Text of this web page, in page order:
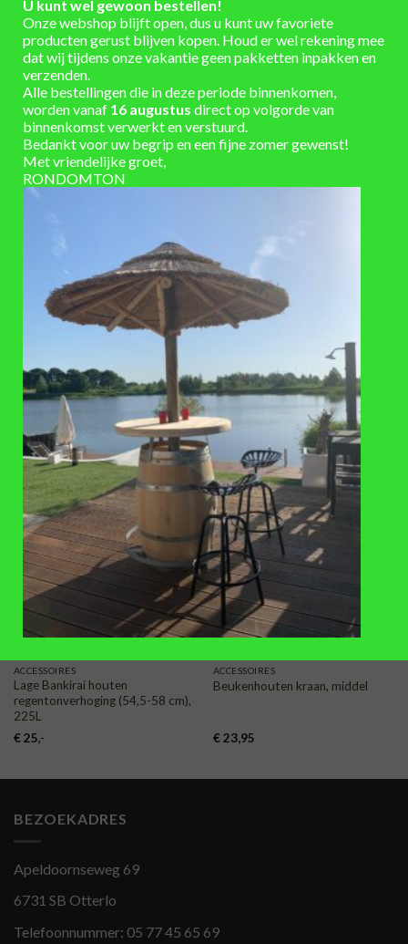
KLEUR houtlook bruin, zwart
LEVERTIJD 3-5 werkdagen
VAAK SAMEN GEKOCHT
VERLANGLIJST
DIVERSEN
Lijnolie gekookt voor regenton of
plantenbak, 1 liter
11,95
ACCESSOIRES
Kunststof regentonvulautomaat
(diameter 70-80 mm)
€14,50
TOEVOEGEN
AAN
VERLANGLIJST
ACCESSOIRES
Lage Bankirai houten
regentonverhoging (54,5-58 cm),
225L
€25,-
TOEVOEGEN
VERLANGLIJST
ACCESSOIRES
Beukenhouten kraan, middel
€23,95
BEZOEKADRES
Apeldoornseweg 69
6731 SB Otterlo
Telefoonnummer: 05 77 45 65 69
U kunt wel gewoon bestellen!
Onze webshop blijft open, dus u kunt uw favoriete
producten gerust blijven kopen. Houd er wel rekening mee
dat wij tijdens onze vakantie geen pakketten inpakken en
verzenden.
Alle bestellingen die in deze periode binnenkomen,
worden vanaf 16 augustus direct op volgorde van
binnenkomst verwerkt en verstuurd.
Bedankt voor uw begrip en een fijne zomer gewenst!
Met vriendelijke groet,
RONDOMTON